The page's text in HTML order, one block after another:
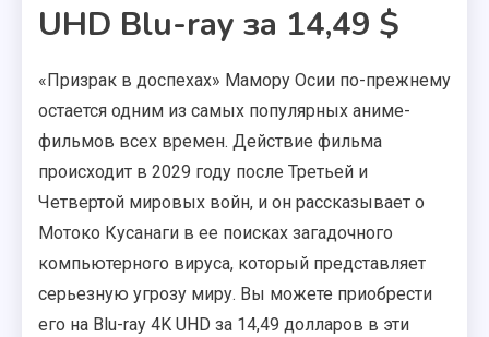
UHD Blu-ray за 14,49 $
«Призрак в доспехах» Мамору Осии по-прежнему
остается одним из самых популярных аниме-
фильмов всех времен. Действие фильма
происходит в 2029 году после Третьей и
Четвертой мировых войн, и он рассказывает о
Мотоко Кусанаги в ее поисках загадочного
компьютерного вируса, который представляет
серьезную угрозу миру. Вы можете приобрести
его на Blu-ray 4K UHD за 14,49 долларов в эти